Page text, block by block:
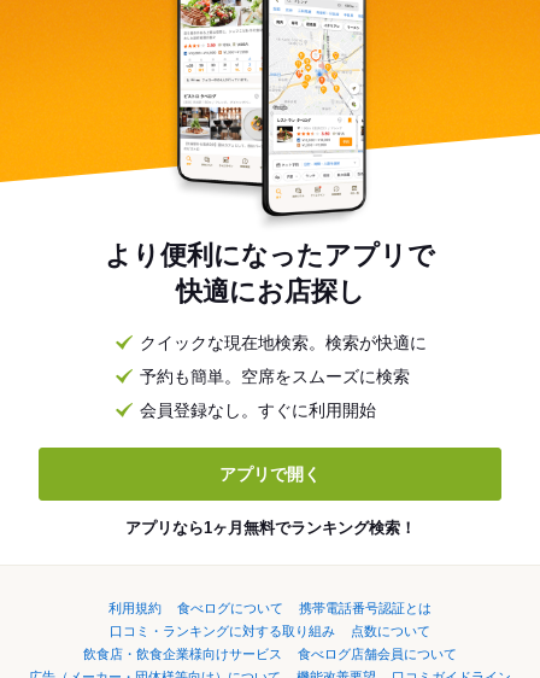
より便利になったアプリで
快適にお店探し
クイックな現在地検索。検索が快適に
予約も簡単。空席をスムーズに検索
会員登録なし。すぐに利用開始
アプリで開く
アプリなら1ヶ月無料でランキング検索！
利用規約 食べログについて
携帯電話番号認証とは
口コミ・ランキングに対する取り組み
点数について
飲食店・飲食企業様向けサービス
食べログ店舗会員について